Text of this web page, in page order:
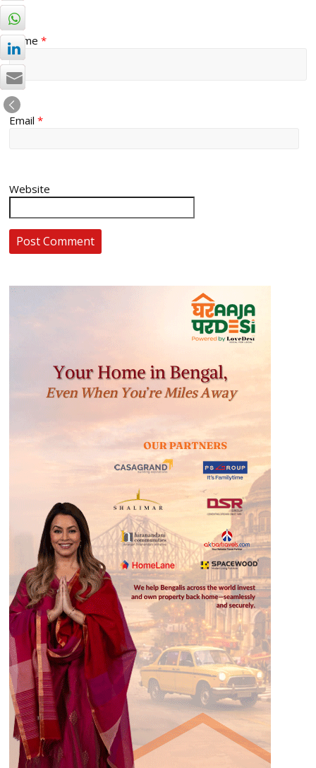
Name*
Email*
Website